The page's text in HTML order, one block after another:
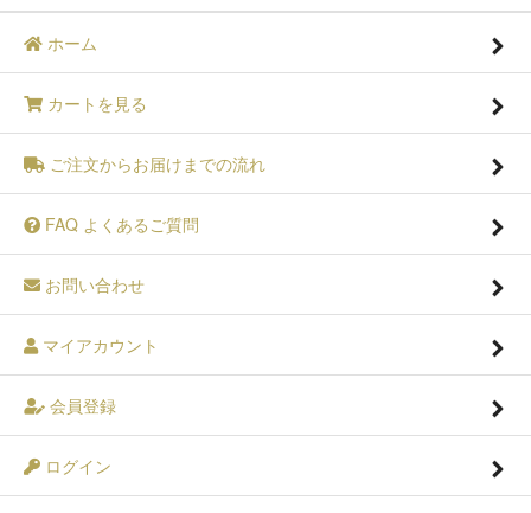
ホーム
カートを見る
ご注文からお届けまでの流れ
FAQ よくあるご質問
お問い合わせ
マイアカウント
会員登録
ログイン